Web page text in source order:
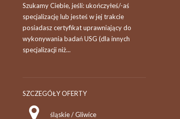
Szukamy Ciebie, jeśli​: ukończyłeś/-aś
specjalizację lub jesteś w jej trakcie
posiadasz certyfikat uprawniający do
wykonywania badań USG (dla innych
specjalizacji niż...
SZCZEGÓŁY OFERTY
śląskie / Gliwice